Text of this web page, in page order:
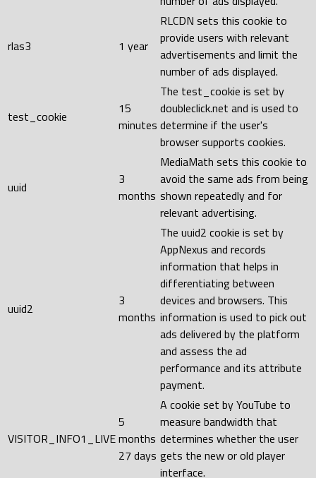
rlas3 1 year
RLCDN sets this cookie to
provide users with relevant
advertisements and limit the
number of ads displayed.
test_cookie
15
minutes
The test_cookie is set by
doubleclick.net and is used to
determine if the user's
browser supports cookies.
uuid
3
months
MediaMath sets this cookie to
avoid the same ads from being
shown repeatedly and for
relevant advertising.
uuid2
3
months
The uuid2 cookie is set by
AppNexus and records
information that helps in
differentiating between
devices and browsers. This
information is used to pick out
ads delivered by the platform
and assess the ad
performance and its attribute
payment.
VISITOR_INFO1_LIVE
5
months
27 days
A cookie set by YouTube to
measure bandwidth that
determines whether the user
gets the new or old player
interface.